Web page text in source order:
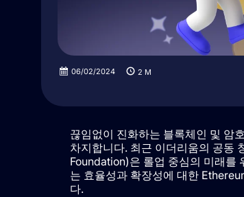
06/02/2024 2 M
끊임없이 진화하는 블록체인 및 암
차지합니다. 최근 이더리움의 공동
Foundation)은 롤업 중심의 미래를
는 효율성과 확장성에 대한
다.